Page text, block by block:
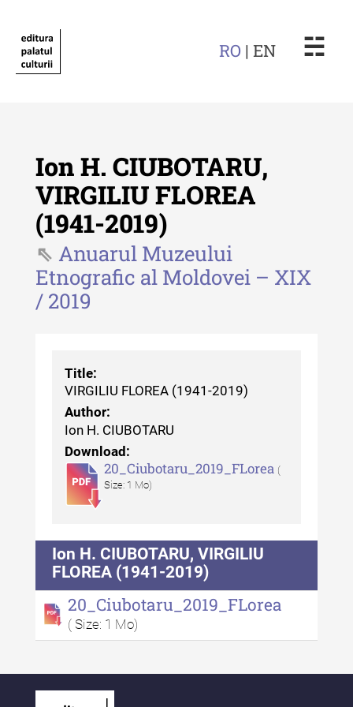
RO | EN ☵
Revista "Cercetări istorice"
Revista "Cercetări istorice" - XLIV
- 2025
Revista "Cercetări istorice" - XLIII
2023
Indexul Complet
Buletinul ”Ioan Neculce” al Muzeului
de Istorie a Moldovei
Buletinul ”Ioan Neculce” al
XXIV / 2018
Buletinul ”Ioan Neculce” al
Muzeului de Istorie a Moldovei -
XXIII / 2017
Buletinul ”Ioan Neculce” al
XXII / 2016
Ion H. CIUBOTARU,
VIRGILIU FLOREA
(1941-2019)
Anuarul Muzeului
Etnografic al Moldovei – XIX
/ 2019
Title:
VIRGILIU FLOREA (1941-2019)
Author:
Ion H. CIUBOTARU
Download:
20_Ciubotaru_2019_FLorea (
Size: 1 Mo)
Ion H. CIUBOTARU, VIRGILIU
FLOREA (1941-2019)
20_Ciubotaru_2019_FLorea
( Size: 1 Mo)